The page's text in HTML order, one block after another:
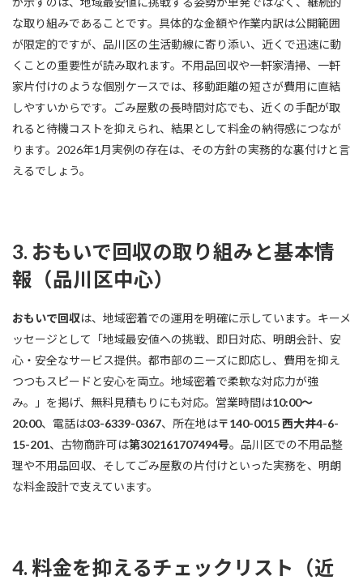
な取り組みであることです。具体的な金額や作業内訳は公開範囲
が限定的ですが、品川区の生活動線に寄り添い、近くで迅速に動
くことの重要性が読み取れます。不用品回収や一軒家清掃、一軒
家片付けのような個別ケースでは、移動距離の短さが費用に直結
しやすいからです。ごみ屋敷の長時間対応でも、近くの手配が取
れると待機コストを抑えられ、結果として料金の納得感につなが
ります。2026年1月実例の存在は、その方針の実務的な裏付けと言
えるでしょう。
3. おもいで回収の取り組みと基本情
報（品川区中心）
おもいで回収は、地域密着での運用を明確に示しています。キーメ
ッセージとして「地域最安値への挑戦、即日対応、明朗会計、安
心・安全なサービス提供。都市部のニーズに即応し、費用を抑え
つつもスピードと安心を両立。地域密着で柔軟な対応力が強
み。」を掲げ、無料見積もりにも対応。営業時間は10:00〜
20:00、電話は03-6339-0367、所在地は〒140-0015 西大井4-6-
15-201、古物商許可は第302161707494号。品川区での不用品整
理や不用品回収、そしてごみ屋敷の片付けといった実務を、明朗
な料金設計で支えています。
4. 料金を抑えるチェックリスト（近